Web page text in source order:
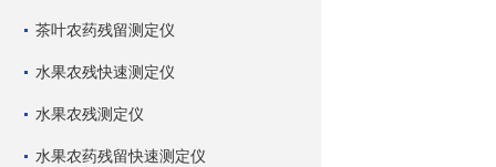
茶叶农药残留测定仪
水果农残快速测定仪
水果农残测定仪
水果农药残留快速测定仪